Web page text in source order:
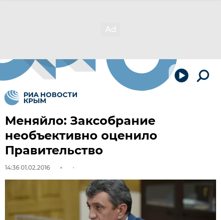
Меняйло: Заксобрание
необъективно оценило
Правительство
14:36 01.02.2016